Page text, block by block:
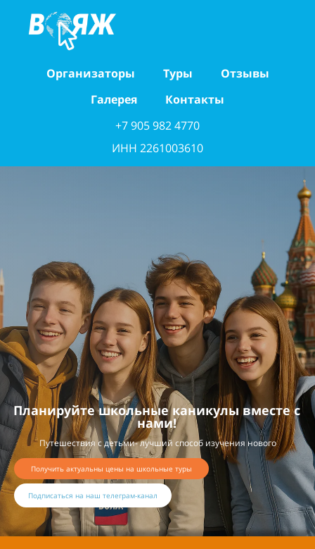
Организаторы Туры
Отзывы
Галерея
Контакты
+7 905 982 4770
ИНН 2261003610
Планируйте школьные каникулы вместе с
нами!
Путешествия с детьми- лучший способ изучения нового
Получить актуальны цены на школьные туры
Подписаться на наш телеграм-канал